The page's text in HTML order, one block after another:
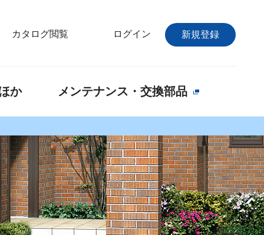
カタログ閲覧 新規登録
ログイン
か メンテナンス・交換部品